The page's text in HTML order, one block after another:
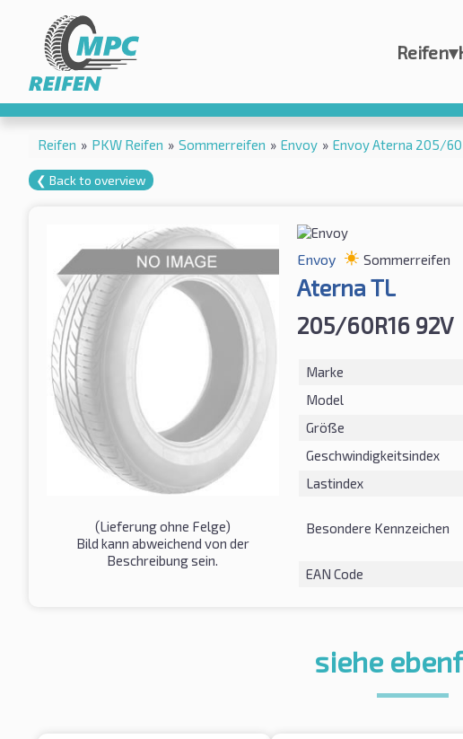
Reifen▾
Reifen » PKW Reifen » Sommerreifen » Envoy » Envoy Aterna 205/
❮ Back to overview
(Lieferung ohne Felge)
Bild kann abweichend von der
Beschreibung sein.
Envoy Sommerreifen
Aterna TL
205/60R16 92V
Marke
Model
Größe
Geschwindigkeitsindex
Lastindex
Besondere Kennzeichen
EAN Code
siehe